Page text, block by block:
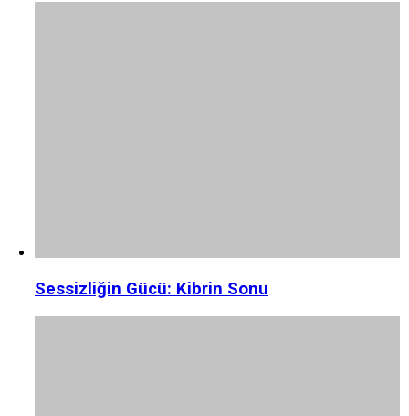
Sessizliğin Gücü: Kibrin Sonu